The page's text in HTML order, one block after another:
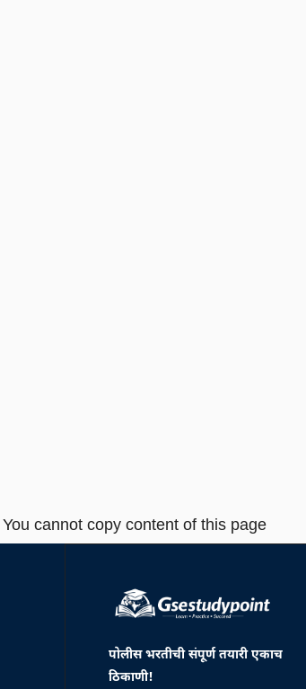
You cannot copy content of this page
पोलीस भरतीची संपूर्ण तयारी एकाच
ठिकाणी!